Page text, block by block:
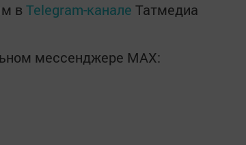
в Telegram-канале Татмедиа
мессенджере MАХ: